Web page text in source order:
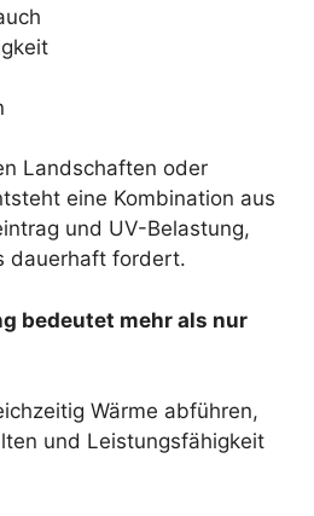
Landschaften oder
eine Kombination aus
und UV-Belastung,
dauerhaft fordert.
bedeutet mehr als nur
Wärme abführen,
und Leistungsfähigkeit